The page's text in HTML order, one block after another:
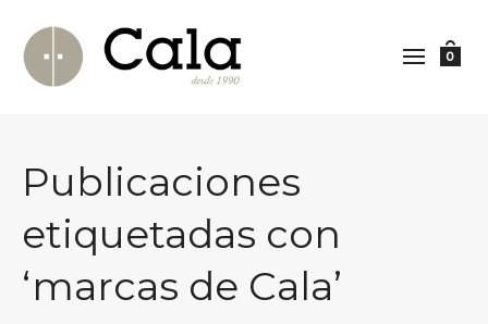
0
Publicaciones
etiquetadas con
‘marcas de Cala’